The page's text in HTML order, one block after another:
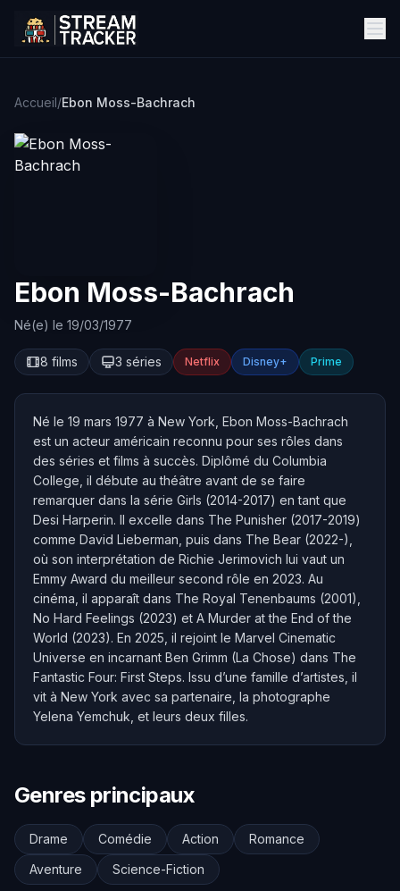
Accueil/Ebon Moss-Bachrach
Ebon Moss-Bachrach
Né(e) le 19/03/1977
8 films 3 séries Netflix Disney+ Prime
Né le 19 mars 1977 à New York, Ebon Moss-Bachrach
est un acteur américain reconnu pour ses rôles dans
des séries et films à succès. Diplômé du Columbia
College, il débute au théâtre avant de se faire
remarquer dans la série Girls (2014-2017) en tant que
Desi Harperin. Il excelle dans The Punisher (2017-2019)
comme David Lieberman, puis dans The Bear (2022-),
où son interprétation de Richie Jerimovich lui vaut un
Emmy Award du meilleur second rôle en 2023. Au
cinéma, il apparaît dans The Royal Tenenbaums (2001),
No Hard Feelings (2023) et A Murder at the End of the
World (2023). En 2025, il rejoint le Marvel Cinematic
Universe en incarnant Ben Grimm (La Chose) dans The
Fantastic Four: First Steps. Issu d’une famille d’artistes, il
vit à New York avec sa partenaire, la photographe
Yelena Yemchuk, et leurs deux filles.
Genres principaux
Drame Comédie Action
Romance
Aventure
Science-Fiction